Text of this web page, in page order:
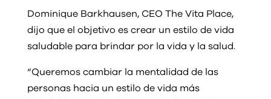
Dominique Barkhausen, CEO The Vita Place,
dijo que el objetivo es crear un estilo de vida
saludable para brindar por la vida y la salud.
“Queremos cambiar la mentalidad de las
personas hacia un estilo de vida más